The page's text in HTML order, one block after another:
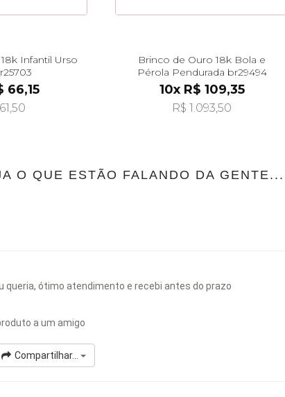
Infantil Urso
66,15
Brinco de Ouro 18k Bola e
Pérola Pendurada br29494
10x R$ 109,35
R$ 1.093,50
O QUE ESTÃO FALANDO DA GENTE...
queria, ótimo atendimento e recebi antes do prazo
a um amigo
Compartilhar...